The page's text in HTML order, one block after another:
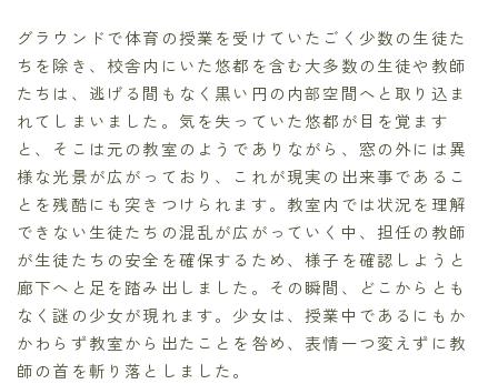
グラウンドで体育の授業を受けていたごく少数の生徒た
ちを除き、校舎内にいた悠都を含む大多数の生徒や教師
たちは、逃げる間もなく黒い円の内部空間へと取り込ま
れてしまいました。気を失っていた悠都が目を覚ます
と、そこは元の教室のようでありながら、窓の外には異
様な光景が広がっており、これが現実の出来事であるこ
とを残酷にも突きつけられます。教室内では状況を理解
できない生徒たちの混乱が広がっていく中、担任の教師
が生徒たちの安全を確保するため、様子を確認しようと
廊下へと足を踏み出しました。その瞬間、どこからとも
なく謎の少女が現れます。少女は、授業中であるにもか
かわらず教室から出たことを咎め、表情一つ変えずに教
師の首を斬り落としました。